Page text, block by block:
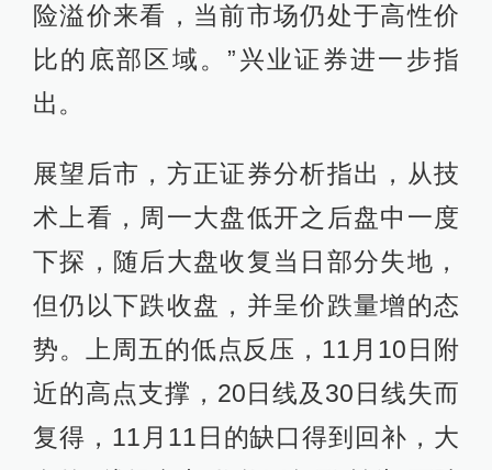
险溢价来看，当前市场仍处于高性价
比的底部区域。”兴业证券进一步指
出。
展望后市，方正证券分析指出，从技
术上看，周一大盘低开之后盘中一度
下探，随后大盘收复当日部分失地，
但仍以下跌收盘，并呈价跌量增的态
势。上周五的低点反压，11月10日附
近的高点支撑，20日线及30日线失而
复得，11月11日的缺口得到回补，大